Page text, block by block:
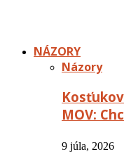
NÁZORY
Názory
MOV:
9 júla, 2026